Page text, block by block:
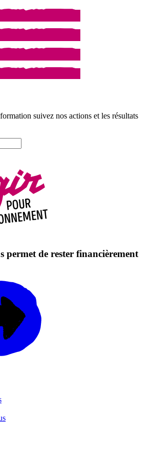
suivez nos actions et les résultats
permet de rester financièrement